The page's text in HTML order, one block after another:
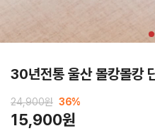
30년전통 울산 몰캉몰캉
24,900원 36%
15,900원